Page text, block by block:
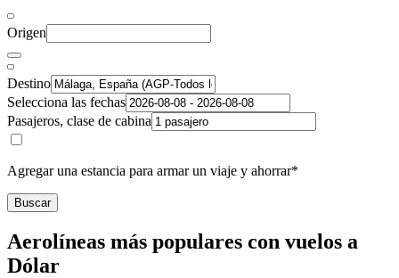
Origen
Destino
Selecciona las fechas
Pasajeros, clase de cabina
Agregar una estancia para armar un viaje y ahorrar*
Buscar
Aerolíneas más populares con vuelos a
Dólar